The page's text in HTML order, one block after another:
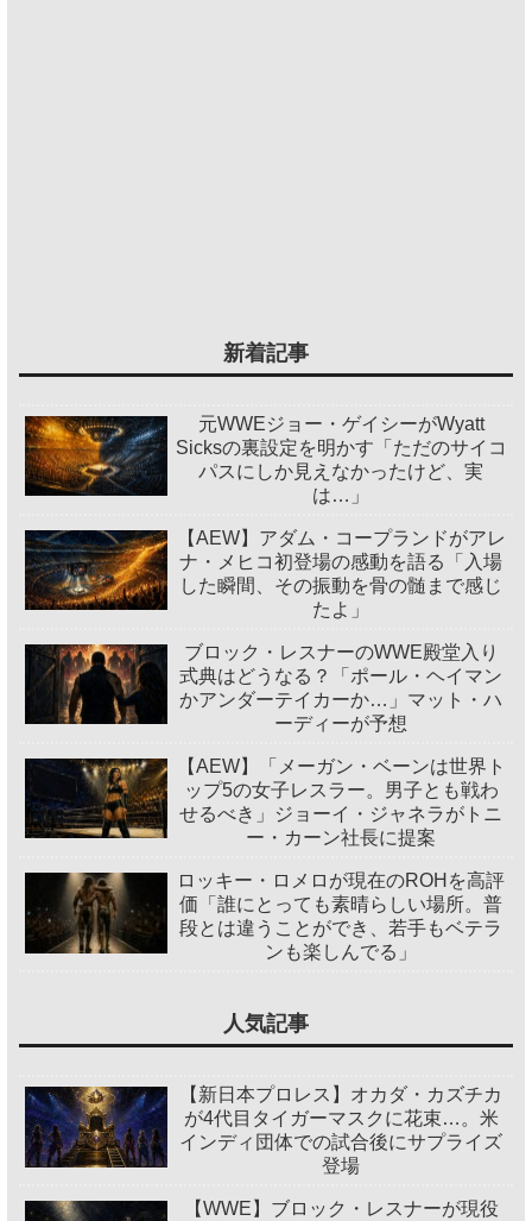
新着記事
元WWEジョー・ゲイシーがWyatt
Sicksの裏設定を明かす「ただのサイコ
パスにしか見えなかったけど、実
は…」
【AEW】アダム・コープランドがアレ
ナ・メヒコ初登場の感動を語る「入場
した瞬間、その振動を骨の髄まで感じ
たよ」
ブロック・レスナーのWWE殿堂入り
式典はどうなる？「ポール・ヘイマン
かアンダーテイカーか…」マット・ハ
ーディーが予想
【AEW】「メーガン・ベーンは世界ト
ップ5の女子レスラー。男子とも戦わ
せるべき」ジョーイ・ジャネラがトニ
ー・カーン社長に提案
ロッキー・ロメロが現在のROHを高評
価「誰にとっても素晴らしい場所。普
段とは違うことができ、若手もベテラ
ンも楽しんでる」
人気記事
【新日本プロレス】オカダ・カズチカ
が4代目タイガーマスクに花束…。米
インディ団体での試合後にサプライズ
登場
【WWE】ブロック・レスナーが現役